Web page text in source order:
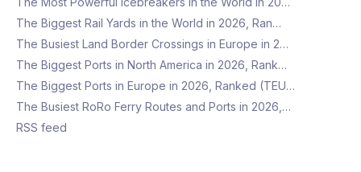
The Biggest Rail Yards in the World in 2026, Ran…
The Busiest Land Border Crossings in Europe in 2…
The Biggest Ports in North America in 2026, Rank…
The Biggest Ports in Europe in 2026, Ranked (TEU…
The Busiest RoRo Ferry Routes and Ports in 2026,…
RSS feed